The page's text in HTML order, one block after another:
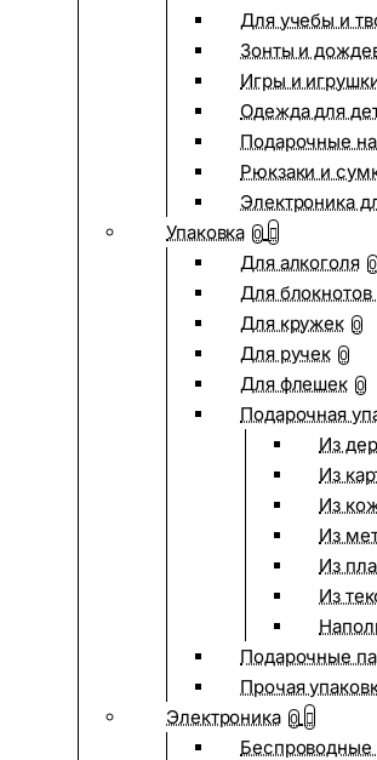
Для учебы и
Зонты и
Игры и
Одежда для
Подарочные
Рюкзаки и
Электроника
Упаковка 0
Для алкоголя 0
Для
Для кружек 0
Для ручек 0
Для флешек 0
Подарочная
Из
Из
Из
Из
Из
Из
Подарочные
Прочая
Электроника 0
Беспроводные